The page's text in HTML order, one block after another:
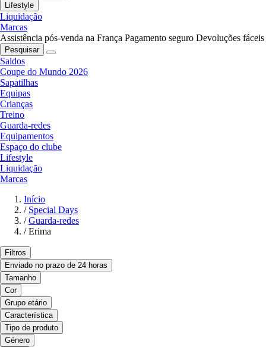
Lifestyle
Liquidação
Marcas
Assistência pós-venda na França Pagamento seguro Devoluções fáceis
Pesquisar
Saldos
Coupe do Mundo 2026
Sapatilhas
Equipas
Crianças
Treino
Guarda-redes
Equipamentos
Espaço do clube
Lifestyle
Liquidação
Marcas
Início
/ Special Days
/ Guarda-redes
/ Erima
Filtros
Enviado no prazo de 24 horas
Tamanho
Cor
Grupo etário
Característica
Tipo de produto
Género